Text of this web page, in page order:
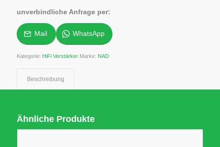
unverbindliche Anfrage per:
Mail WhatsApp
Kategorie: HiFi Verstärker Marke: NAD
Beschreibung
Ähnliche Produkte